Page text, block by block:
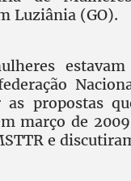
Luziânia (GO).
propostas
março de
e